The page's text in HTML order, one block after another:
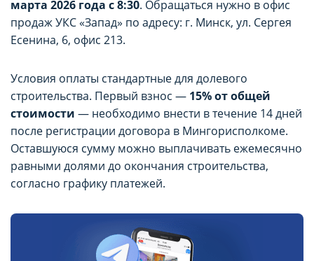
марта 2026 года с 8:30. Обращаться нужно в офис
продаж УКС «Запад» по адресу: г. Минск, ул. Сергея
Есенина, 6, офис 213.
Условия оплаты стандартные для долевого
строительства. Первый взнос — 15% от общей
стоимости — необходимо внести в течение 14 дней
после регистрации договора в Мингорисполкоме.
Оставшуюся сумму можно выплачивать ежемесячно
равными долями до окончания строительства,
согласно графику платежей.